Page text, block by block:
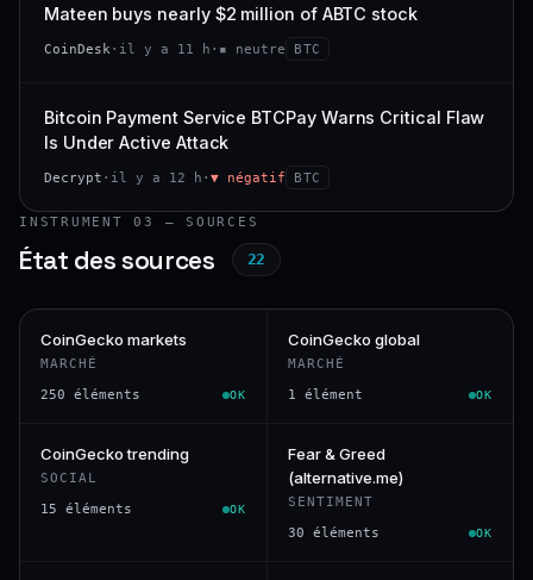
Mateen buys nearly $2 million of ABTC stock
CoinDesk · il y a 11 h · ▪ neutre BTC
Bitcoin Payment Service BTCPay Warns Critical Flaw
Is Under Active Attack
Decrypt · il y a 12 h · ▼ négatif BTC
INSTRUMENT 03 — SOURCES
État des sources 22
CoinGecko markets
MARCHÉ
250 éléments OK
CoinGecko global
MARCHÉ
1 élément OK
CoinGecko trending
SOCIAL
15 éléments OK
Fear & Greed
(alternative.me)
SENTIMENT
30 éléments OK